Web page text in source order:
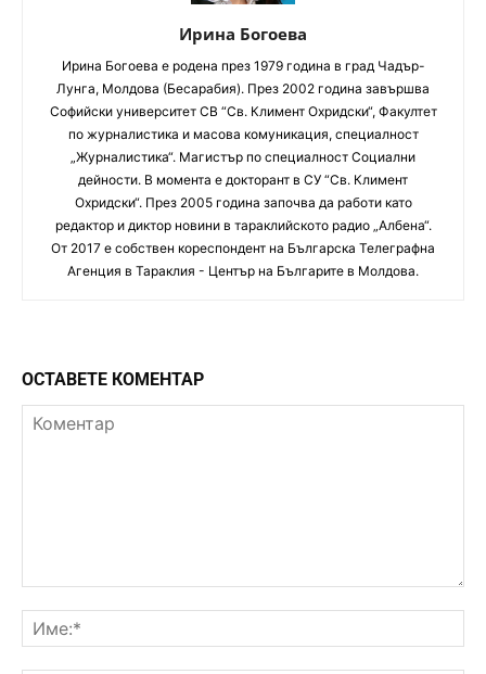
Ирина Богоева
Ирина Богоева е родена през 1979 година в град Чадър-
Лунга, Молдова (Бесарабия). През 2002 година завършва
Софийски университет CВ “Св. Климент Охридски“, Факултет
по журналистика и масова комуникация, специалност
„Журналистика“. Магистър по специалност Социални
дейности. В момента е докторант в СУ “Св. Климент
Охридски“. През 2005 година започва да работи като
редактор и диктор новини в тараклийското радио „Албена“.
От 2017 е собствен кореспондент на Българска Телеграфна
Агенция в Тараклия - Център на Българите в Молдова.
ОСТАВЕТЕ КОМЕНТАР